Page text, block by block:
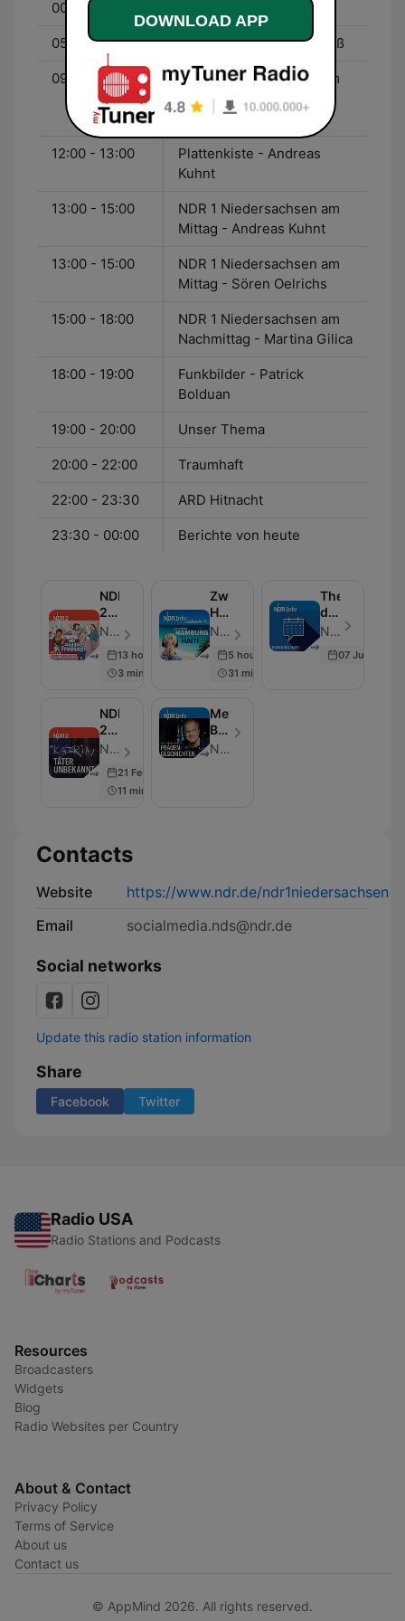
00:00 - 05:00
05:00 - 09:00 Hellwach - Susanne Neuß
09:00 - 12:00
NDR 1 Niedersachsen am
Vormittag - Christiane
Köller
12:00 - 13:00
Plattenkiste - Andreas
Kuhnt
13:00 - 15:00
NDR 1 Niedersachsen am
Mittag - Andreas Kuhnt
13:00 - 15:00
NDR 1 Niedersachsen am
Mittag - Sören Oelrichs
15:00 - 18:00
NDR 1 Niedersachsen am
Nachmittag - Martina Gilica
18:00 - 19:00
Funkbilder - Patrick
Bolduan
19:00 - 20:00 Unser Thema
20:00 - 22:00 Traumhaft
22:00 - 23:30 ARD Hitnacht
23:30 - 00:00 Berichte von heute
NDR
2 -
Wir
sind
die
Freeses
NDR 2 - Episode 398
13 hours ago
3 min
Zwischen
Hamburg
und
Haiti
NDR Info - Episode 99
5 hours ago
31 min
Themen
des
Tages
NDR Info - Episode 102
07 Jul 2026
NDR
2 -
Täter
Unbekannt
NDR 2 - Episode 16
21 Feb 2019
11 min
Meyer-
Burckhardts
Frauengeschichten
NDR Info
Contacts
Website
https://www.ndr.de/ndr1niedersachsen
Email
socialmedia.nds@ndr.de
Social networks
Update this radio station information
Share
Facebook Twitter
Radio USA
Radio Stations and Podcasts
Resources
Broadcasters
Widgets
Blog
Radio Websites per Country
About & Contact
Privacy Policy
Terms of Service
About us
Contact us
© AppMind 2026. All rights reserved.
DOWNLOAD APP